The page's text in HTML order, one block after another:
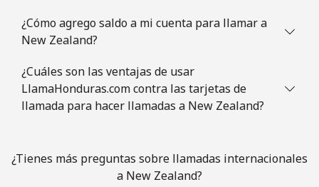
¿Cómo agrego saldo a mi cuenta para llamar a
New Zealand?
¿Cuáles son las ventajas de usar
LlamaHonduras.com contra las tarjetas de
llamada para hacer llamadas a New Zealand?
¿Tienes más preguntas sobre llamadas internacionales
a New Zealand?